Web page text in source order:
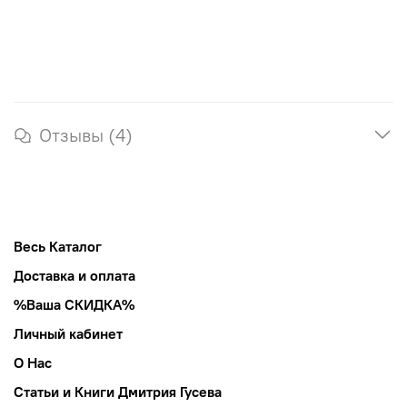
Отзывы (4)
Весь Каталог
Доставка и оплата
%Ваша СКИДКА%
Личный кабинет
О Нас
Статьи и Книги Дмитрия Гусева